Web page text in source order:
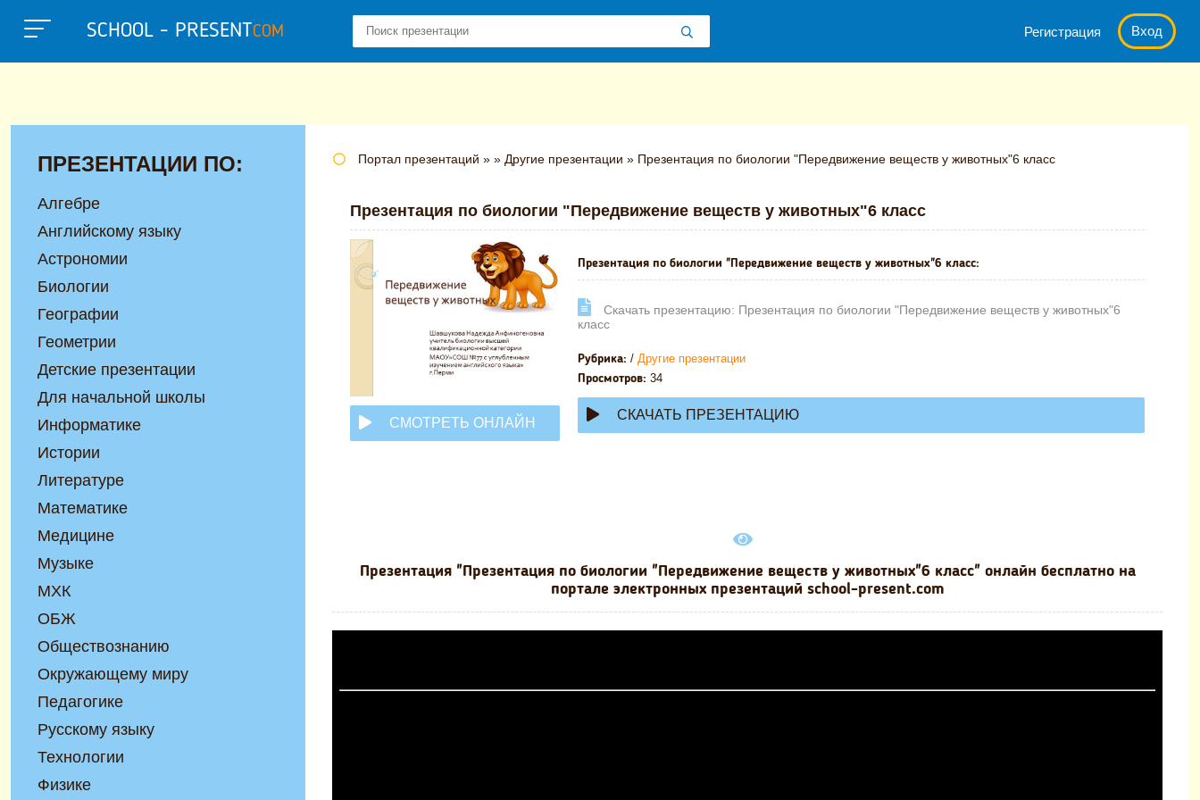
SCHOOL - PRESENTCOM Регистрация Вход
Портал презентаций » » Другие презентации » Презентация по биологии "Передвижение веществ у животных"6 класс
Презентация по биологии "Передвижение веществ у животных"6 класс
СМОТРЕТЬ ОНЛАЙН
Презентация по биологии "Передвижение веществ у животных"6 класс:
Cкачать презентацию: Презентация по биологии "Передвижение веществ у животных"6
класс
Рубрика: / Другие презентации
Просмотров: 34
СКАЧАТЬ ПРЕЗЕНТАЦИЮ
Презентация "Презентация по биологии "Передвижение веществ у животных"6 класс" онлайн бесплатно на
портале электронных презентаций school-present.com
ПРЕЗЕНТАЦИИ ПО:
Алгебре
Английскому языку
Астрономии
Биологии
Географии
Геометрии
Детские презентации
Для начальной школы
Информатике
Истории
Литературе
Математике
Медицине
Музыке
МХК
ОБЖ
Обществознанию
Окружающему миру
Педагогике
Русскому языку
Технологии
Физике